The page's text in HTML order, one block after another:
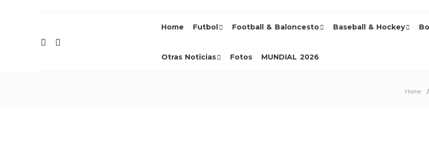
Home Futbol Football & Baloncesto Baseball & Hockey
Otras Noticias Fotos MUNDIAL 2026
Home